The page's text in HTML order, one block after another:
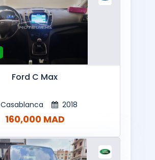
Ford C Max
Casablanca 2018
160,000 MAD